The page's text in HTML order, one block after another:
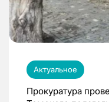
Актуальное
Прокуратура